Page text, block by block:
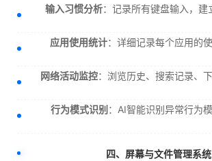
输入习惯分析：记录所有键盘输入，建
应用使用统计：详细记录每个应用的
网络活动监控：浏览历史、搜索记录、
行为模式识别 ：AI智能识别异常行为
四、屏幕与文件管理系统